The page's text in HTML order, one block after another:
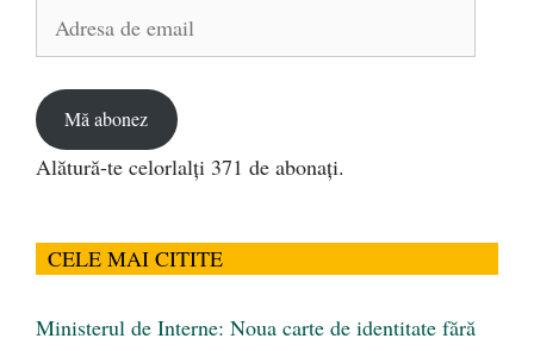
Mă abonez
Alătură-te celorlalți 371 de abonați.
CELE MAI CITITE
Ministerul de Interne: Noua carte de identitate fără